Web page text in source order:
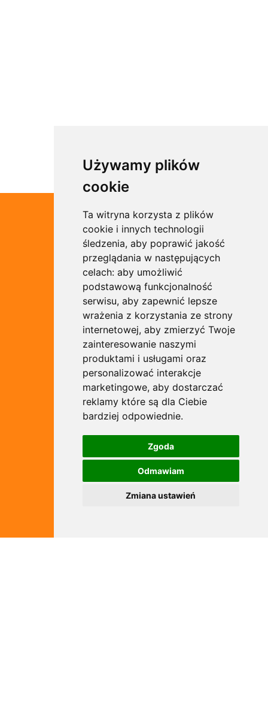
Używamy plików
cookie
Ta witryna korzysta z plików
cookie i innych technologii
śledzenia, aby poprawić jakość
przeglądania w następujących
celach: aby umożliwić
podstawową funkcjonalność
serwisu, aby zapewnić lepsze
wrażenia z korzystania ze strony
internetowej, aby zmierzyć Twoje
zainteresowanie naszymi
produktami i usługami oraz
personalizować interakcje
marketingowe, aby dostarczać
reklamy które są dla Ciebie
bardziej odpowiednie.
Zgoda
Odmawiam
Zmiana ustawień